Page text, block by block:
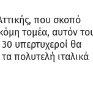
που σκοπό
τομέα, αυτόν
υπερτυχεροί θα
πολυτελή ιταλικά